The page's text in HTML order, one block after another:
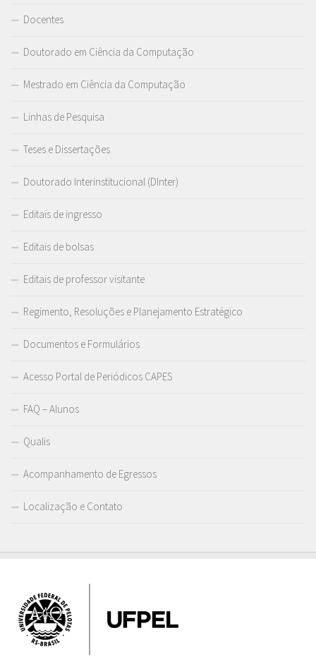
Docentes
Doutorado em Ciência da Computação
Mestrado em Ciência da Computação
Linhas de Pesquisa
Teses e Dissertações
Doutorado Interinstitucional (DInter)
Editais de ingresso
Editais de bolsas
Editais de professor visitante
Regimento, Resoluções e Planejamento Estratégico
Documentos e Formulários
Acesso Portal de Periódicos CAPES
FAQ – Alunos
Qualis
Acompanhamento de Egressos
Localização e Contato